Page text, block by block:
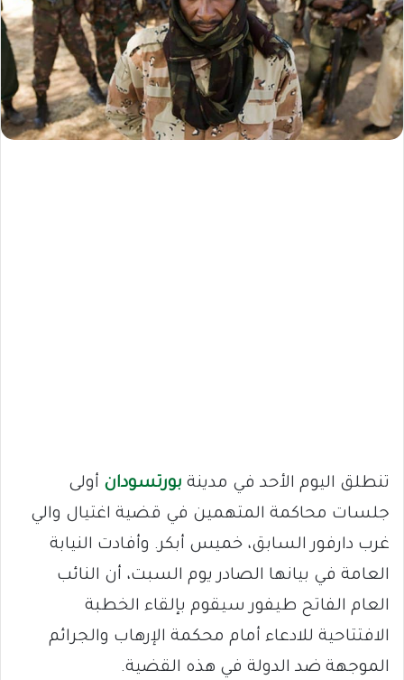
تنطلق اليوم الأحد في مدينة بورتسودان أولى
جلسات محاكمة المتهمين في قضية اغتيال والي
غرب دارفور السابق، خميس أبكر. وأفادت النيابة
العامة في بيانها الصادر يوم السبت، أن النائب
العام الفاتح طيفور سيقوم بإلقاء الخطبة
الافتتاحية للادعاء أمام محكمة الإرهاب والجرائم
الموجهة ضد الدولة في هذه القضية.